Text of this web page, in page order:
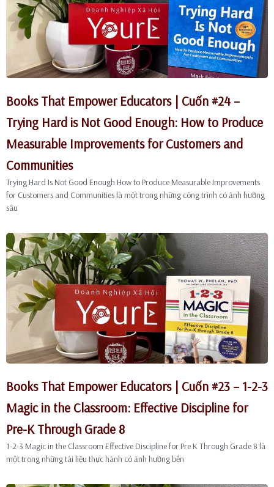
Books That Empower Educators | Cuốn #24 –
Trying Hard is Not Good Enough: How to Produce
Measurable Improvements for Customers and
Communities
Trying Hard Is Not Good Enough How to Produce Measurable Improvements
for Customers and Communities là một trong những công trình có ảnh hưởng
sâu
Books That Empower Educators | Cuốn #23 – 1-2-3
Magic in the Classroom: Effective Discipline for
Pre-K Through Grade 8
1-2-3 Magic in the Classroom Effective Discipline for Pre K Through Grade 8 là
một trong những tài liệu thực hành có ảnh hưởng bền